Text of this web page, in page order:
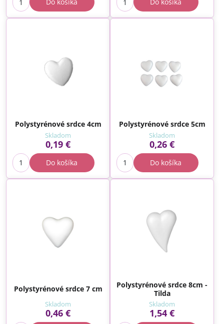
Polystyrénové srdce 4cm
Skladom
0,19 €
Do košíka
Polystyrénové srdce 5cm
Skladom
0,26 €
Do košíka
Polystyrénové srdce 7 cm
Skladom
0,46 €
Polystyrénové srdce 8cm -
Tilda
Skladom
1,54 €